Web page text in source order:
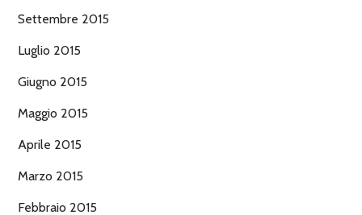
Settembre 2015
Luglio 2015
Giugno 2015
Maggio 2015
Aprile 2015
Marzo 2015
Febbraio 2015